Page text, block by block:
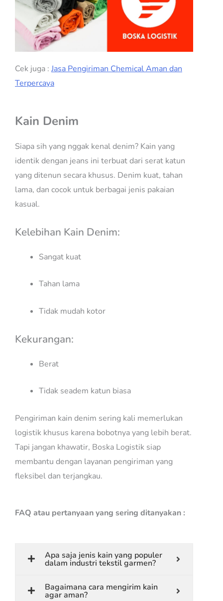
Cek juga : Jasa Pengiriman Chemical Aman dan
Terpercaya
Kain Denim
Siapa sih yang nggak kenal denim? Kain yang
identik dengan jeans ini terbuat dari serat katun
yang ditenun secara khusus. Denim kuat, tahan
lama, dan cocok untuk berbagai jenis pakaian
kasual.
Kelebihan Kain Denim:
Sangat kuat
Tahan lama
Tidak mudah kotor
Kekurangan:
Berat
Tidak seadem katun biasa
Pengiriman kain denim sering kali memerlukan
logistik khusus karena bobotnya yang lebih berat.
Tapi jangan khawatir, Boska Logistik siap
membantu dengan layanan pengiriman yang
fleksibel dan terjangkau.
FAQ atau pertanyaan yang sering ditanyakan :
Apa saja jenis kain yang populer
dalam industri tekstil garmen?
Bagaimana cara mengirim kain
agar aman?